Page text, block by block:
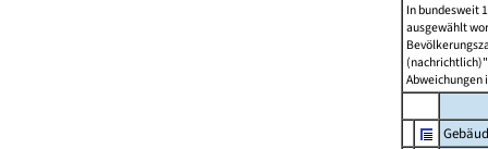
In bundesweit
ausgewählt
Abweichungen